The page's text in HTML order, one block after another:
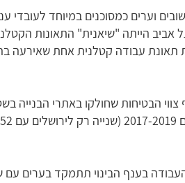
צווי הבטיחות שחולקו באתרי
בענף הבינוי תתמקד בערים